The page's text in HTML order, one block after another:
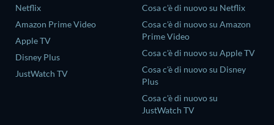
Netflix
Amazon Prime Video
Apple TV
Disney Plus
JustWatch TV
Cosa c'è di nuovo su Netflix
Cosa c'è di nuovo su Amazon
Prime Video
Cosa c'è di nuovo su Apple TV
Cosa c'è di nuovo su Disney
Plus
Cosa c'è di nuovo su
JustWatch TV